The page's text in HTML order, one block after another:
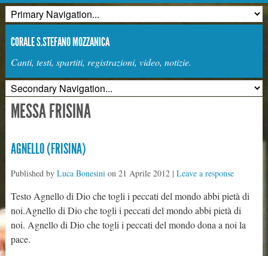
CORALE S.STEFANO MOZZANICA
Canti, testi, spartiti, registrazioni, video, notizie.
MESSA FRISINA
AGNELLO (FRISINA)
Published by Luca Bonesinion 21 Aprile 2012| Leave a response
Testo Agnello di Dio che togli i peccati del mondo abbi pietà di
noi.Agnello di Dio che togli i peccati del mondo abbi pietà di
noi. Agnello di Dio che togli i peccati del mondo dona a noi la
pace.